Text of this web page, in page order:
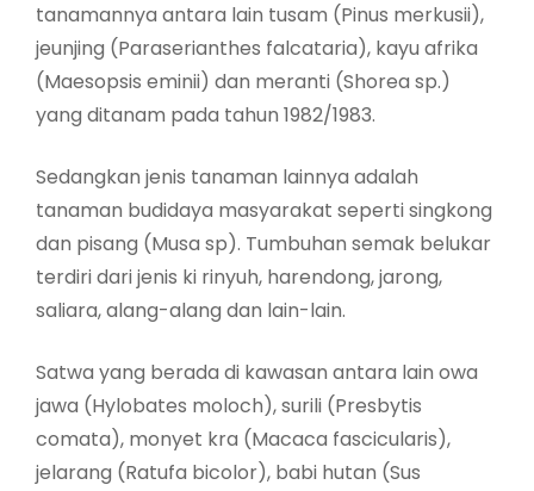
tanamannya antara lain tusam (Pinus merkusii),
jeunjing (Paraserianthes falcataria), kayu afrika
(Maesopsis eminii) dan meranti (Shorea sp.)
yang ditanam pada tahun 1982/1983.
Sedangkan jenis tanaman lainnya adalah
tanaman budidaya masyarakat seperti singkong
dan pisang (Musa sp). Tumbuhan semak belukar
terdiri dari jenis ki rinyuh, harendong, jarong,
saliara, alang-alang dan lain-lain.
Satwa yang berada di kawasan antara lain owa
jawa (Hylobates moloch), surili (Presbytis
comata), monyet kra (Macaca fascicularis),
jelarang (Ratufa bicolor), babi hutan (Sus